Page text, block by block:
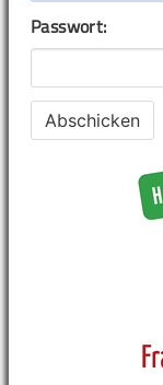
Passwort: